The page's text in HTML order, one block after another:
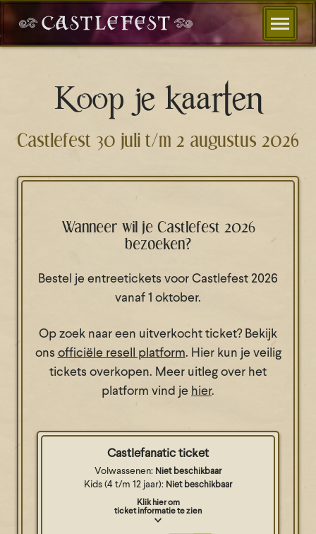
Koop je kaarten
Castlefest 30 juli t/m 2 augustus 2026
Wanneer wil je Castlefest 2026
bezoeken?
Bestel je entreetickets voor Castlefest 2026
vanaf 1 oktober.
Op zoek naar een uitverkocht ticket? Bekijk
ons officiële resell platform. Hier kun je veilig
tickets overkopen. Meer uitleg over het
platform vind je hier.
Castlefanatic ticket
Volwassenen: Niet beschikbaar
Kids (4 t/m 12 jaar): Niet beschikbaar
Klik hier om
ticket informatie te zien